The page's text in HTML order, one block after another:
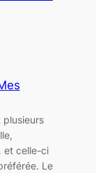
plusieurs
et celle-ci
Le